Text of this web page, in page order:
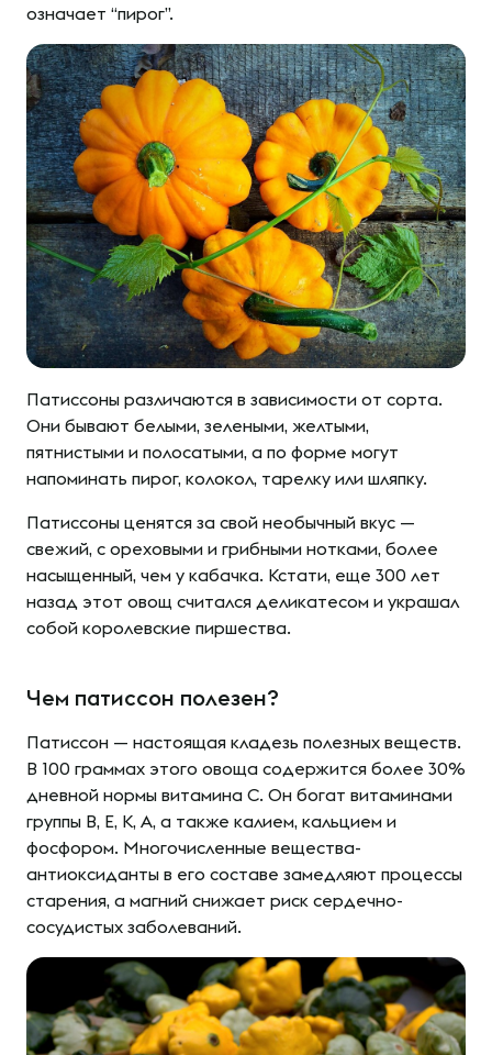
означает “пирог”.
Патиссоны различаются в зависимости от сорта.
Они бывают белыми, зелеными, желтыми,
пятнистыми и полосатыми, а по форме могут
напоминать пирог, колокол, тарелку или шляпку.
Патиссоны ценятся за свой необычный вкус —
свежий, с ореховыми и грибными нотками, более
насыщенный, чем у кабачка. Кстати, еще 300 лет
назад этот овощ считался деликатесом и украшал
собой королевские пиршества.
Чем патиссон полезен?
Патиссон — настоящая кладезь полезных веществ.
В 100 граммах этого овоща содержится более 30%
дневной нормы витамина С. Он богат витаминами
группы B, E, K, А, а также калием, кальцием и
фосфором. Многочисленные вещества-
антиоксиданты в его составе замедляют процессы
старения, а магний снижает риск сердечно-
сосудистых заболеваний.